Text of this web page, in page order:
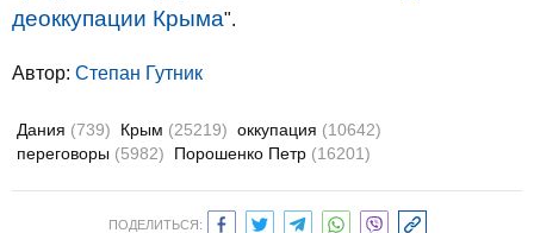
деоккупации Крыма".
Автор: Степан Гутник
Дания (739) Крым (25219) оккупация (10642)
переговоры (5982) Порошенко Петр (16201)
ПОДЕЛИТЬСЯ: